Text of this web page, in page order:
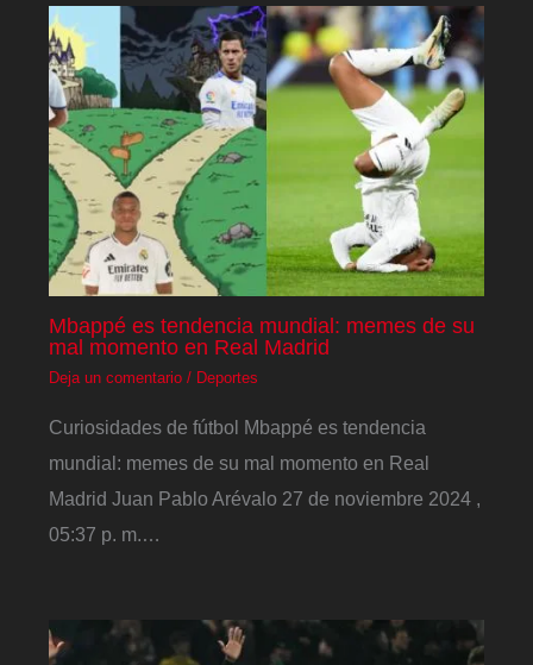
Mbappé es tendencia mundial: memes de su
mal momento en Real Madrid
Deja un comentario / Deportes
Curiosidades de fútbol Mbappé es tendencia
mundial: memes de su mal momento en Real
Madrid Juan Pablo Arévalo 27 de noviembre 2024 ,
05:37 p. m.…